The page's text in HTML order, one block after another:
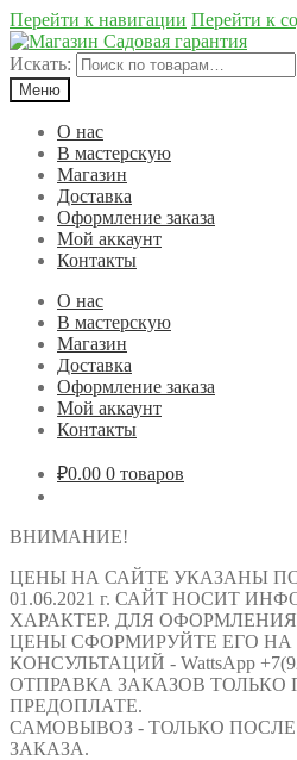
Перейти к навигации Перейти к
Искать:
Меню
О нас
В мастерскую
Магазин
Доставка
Оформление заказа
Мой аккаунт
Контакты
О нас
В мастерскую
Магазин
Доставка
Оформление заказа
Мой аккаунт
Контакты
₽0.00 0 товаров
ВНИМАНИЕ!
ЦЕНЫ НА САЙТЕ УКАЗАНЫ
01.06.2021 г. САЙТ НОСИТ
ХАРАКТЕР. ДЛЯ
ЦЕНЫ СФОРМИРУЙТЕ ЕГО НА
КОНСУЛЬТАЦИЙ - WattsApp
ОТПРАВКА ЗАКАЗОВ ТОЛЬКО
ПРЕДОПЛАТЕ.
САМОВЫВОЗ - ТОЛЬКО
ЗАКАЗА.